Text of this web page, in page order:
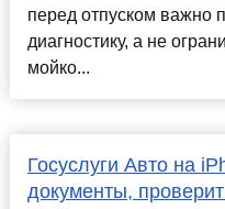
перед отпуском важно
диагностику, а не
мойко...
Госуслуги Авто на
документы,